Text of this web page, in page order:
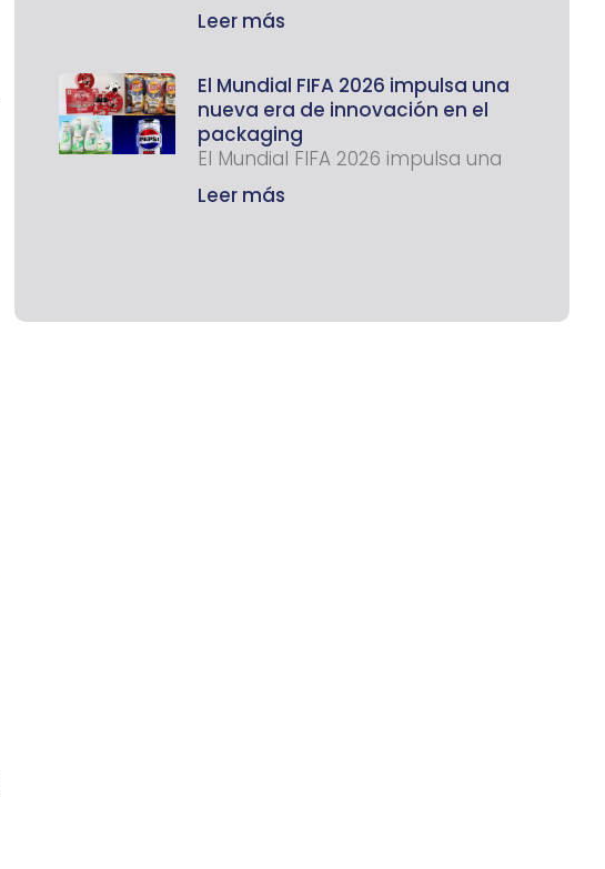
Leer más
El Mundial FIFA 2026 impulsa una
nueva era de innovación en el
packaging
El Mundial FIFA 2026 impulsa una
Leer más